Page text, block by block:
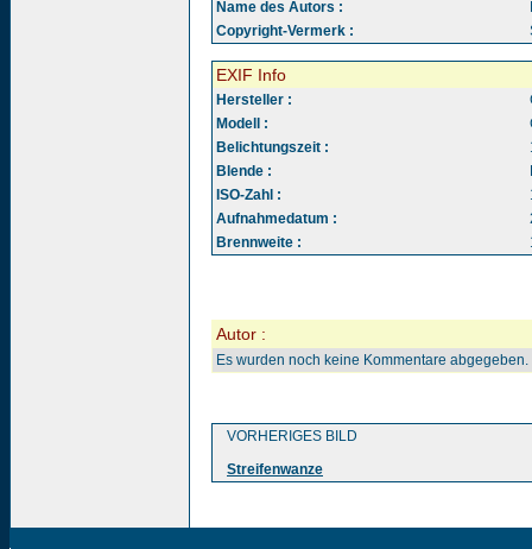
Name des Autors :
Copyright-Vermerk :
EXIF Info
Hersteller :
Modell :
Belichtungszeit :
Blende :
ISO-Zahl :
Aufnahmedatum :
Brennweite :
Autor :
Es wurden noch keine Kommentare abgegeben.
VORHERIGES BILD
Streifenwanze